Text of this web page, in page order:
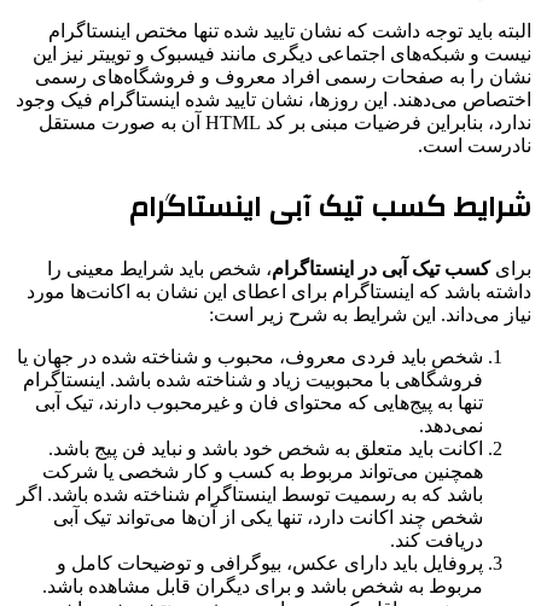
البته باید توجه داشت که نشان تایید شده تنها مختص اینستاگرام
نیست و شبکه‌های اجتماعی دیگری مانند فیسبوک و توییتر نیز این
نشان را به صفحات رسمی افراد معروف و فروشگاه‌های رسمی
اختصاص می‌دهند. این روزها، نشان تایید شده اینستاگرام فیک وجود
ندارد، بنابراین فرضیات مبنی بر کد HTML آن به صورت مستقل
نادرست است.
شرایط کسب تیک آبی اینستاگرام
برایکسب تیک آبی در اینستاگرام، شخص باید شرایط معینی را
داشته باشد که اینستاگرام برای اعطای این نشان به اکانت‌ها مورد
نیاز می‌داند. این شرایط به شرح زیر است:
شخص باید فردی معروف، محبوب و شناخته شده در جهان یا
فروشگاهی با محبوبیت زیاد و شناخته شده باشد. اینستاگرام
تنها به پیج‌هایی که محتوای فان و غیرمحبوب دارند، تیک آبی
نمی‌دهد.
اکانت باید متعلق به شخص خود باشد و نباید فن پیج باشد.
همچنین می‌تواند مربوط به کسب و کار شخصی یا شرکت
باشد که به رسمیت توسط اینستاگرام شناخته شده باشد. اگر
شخص چند اکانت دارد، تنها یکی از آن‌ها می‌تواند تیک آبی
دریافت کند.
پروفایل باید دارای عکس، بیوگرافی و توضیحات کامل و
مربوط به شخص باشد و برای دیگران قابل مشاهده باشد.